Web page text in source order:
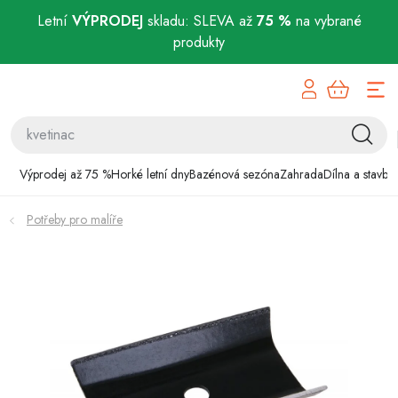
Letní VÝPRODEJskladu: SLEVA až 75 % na vybrané
produkty
Výprodej až 75 %Horké letní dnyBazénová sezónaZahradaDílna a stavba
Bazénová sezóna
Zahrada
Chovatelské potřeby
Potřeby pro malíře